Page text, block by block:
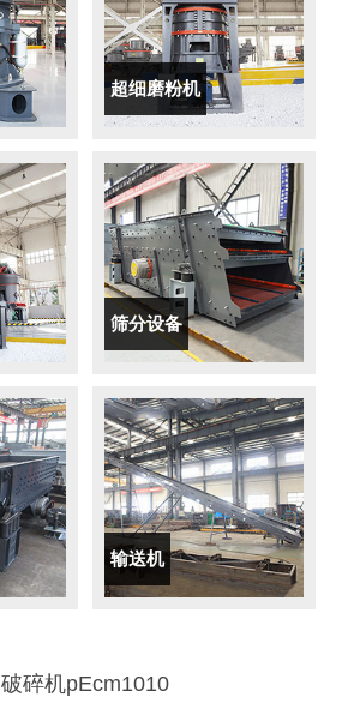
超细磨粉机
筛分设备
输送机
破碎机pEcm1010